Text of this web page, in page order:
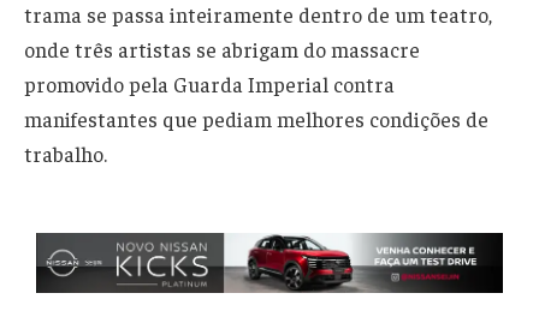
trama se passa inteiramente dentro de um teatro,
onde três artistas se abrigam do massacre
promovido pela Guarda Imperial contra
manifestantes que pediam melhores condições de
trabalho.